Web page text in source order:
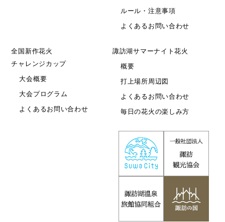
ルール・注意事項
よくあるお問い合わせ
全国新作花火
チャレンジカップ
大会概要
大会プログラム
よくあるお問い合わせ
諏訪湖サマーナイト花火
概要
打上場所周辺図
よくあるお問い合わせ
毎日の花火の楽しみ方